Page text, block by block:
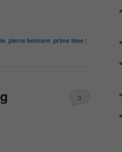
pierre belmare prime time |
3